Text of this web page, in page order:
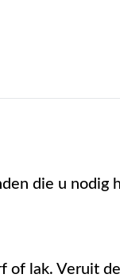
die u nodig
of lak. Veruit